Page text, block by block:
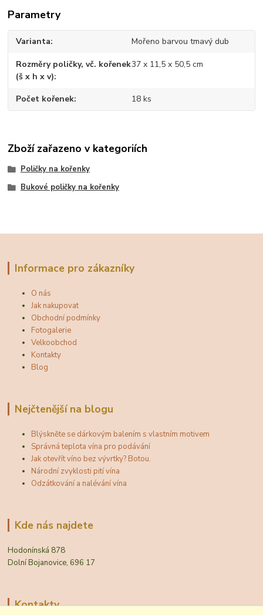
Parametry
Varianta Mořeno barvou tmavý dub
Rozměry poličky, vč. kořenek
(š x h x v)
37 x 11,5 x 50,5 cm
Počet kořenek 18 ks
Zboží zařazeno v kategoriích
Poličky na kořenky
Bukové poličky na kořenky
Informace pro zákazníky
O nás
Jak nakupovat
Obchodní podmínky
Fotogalerie
Velkoobchod
Kontakty
Blog
Nejčtenější na blogu
Blýskněte se dárkovým balením s vlastním motivem
Správná teplota vína pro podávání
Jak otevřít víno bez vývrtky? Botou.
Národní zvyklosti pití vína
Odzátkování a nalévání vína
Kde nás najdete
Hodonínská 878
Dolní Bojanovice, 696 17
Kontakty